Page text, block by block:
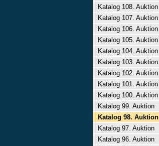
Katalog 108. Auktion
Katalog 107. Auktion
Katalog 106. Auktion
Katalog 105. Auktion
Katalog 104. Auktion
Katalog 103. Auktion
Katalog 102. Auktion
Katalog 101. Auktion
Katalog 100. Auktion
Katalog 99. Auktion
Katalog 98. Auktion
Katalog 97. Auktion
Katalog 96. Auktion